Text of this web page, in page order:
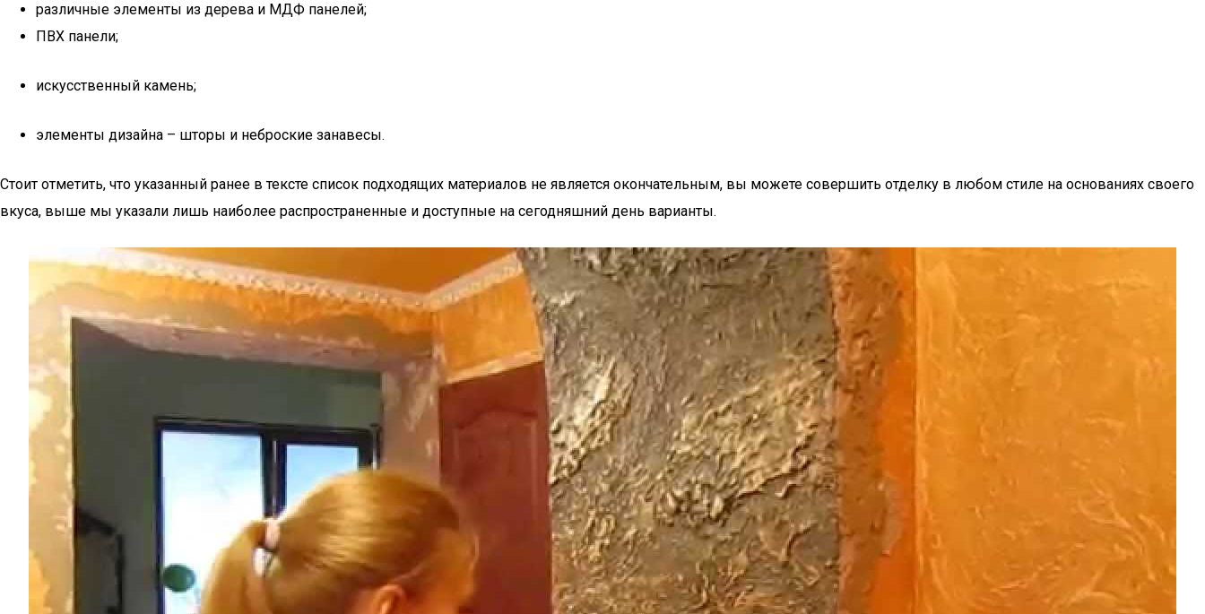
различные элементы из дерева и МДФ панелей;
ПВХ панели;
искусственный камень;
элементы дизайна – шторы и неброские занавесы.
Стоит отметить, что указанный ранее в тексте список подходящих материалов не является окончательным, вы можете совершить отделку в любом стиле на основаниях своего
вкуса, выше мы указали лишь наиболее распространенные и доступные на сегодняшний день варианты.